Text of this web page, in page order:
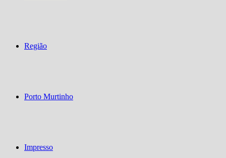
Região
Porto Murtinho
Impresso